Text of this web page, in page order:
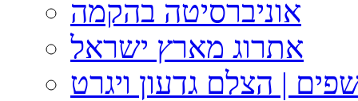
אוניברסיטה בהקמה
אתרוג מארץ ישראל
| הצלם גדעון ויגרט